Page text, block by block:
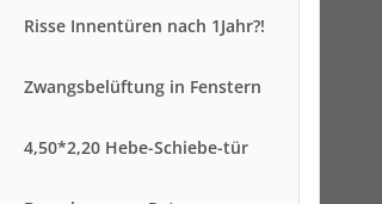
Risse Innentüren nach 1Jahr?!
Zwangsbelüftung in Fenstern
4,50*2,20 Hebe-Schiebe-tür